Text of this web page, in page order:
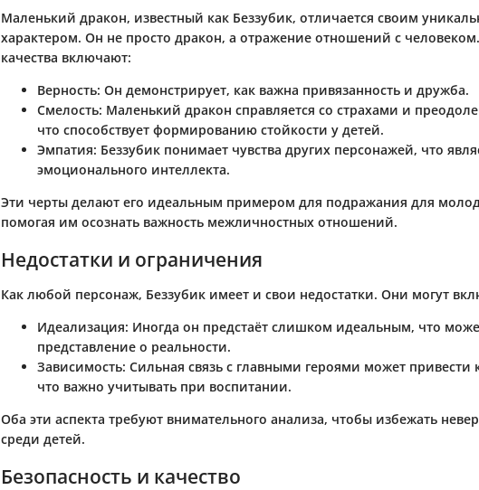
Маленький дракон, известный как Беззубик, отличается своим
характером. Он не просто дракон, а отражение отношений с
качества включают:
Верность: Он демонстрирует, как важна привязанность и дружба.
Смелость: Маленький дракон справляется со страхами и
что способствует формированию стойкости у детей.
Эмпатия: Беззубик понимает чувства других персонажей, что
эмоционального интеллекта.
Эти черты делают его идеальным примером для подражания для
помогая им осознать важность межличностных отношений.
Недостатки и ограничения
Как любой персонаж, Беззубик имеет и свои недостатки. Они могут
Идеализация: Иногда он предстаёт слишком идеальным, что
представление о реальности.
Зависимость: Сильная связь с главными героями может привести
что важно учитывать при воспитании.
Оба эти аспекта требуют внимательного анализа, чтобы избежать
среди детей.
Безопасность и качество